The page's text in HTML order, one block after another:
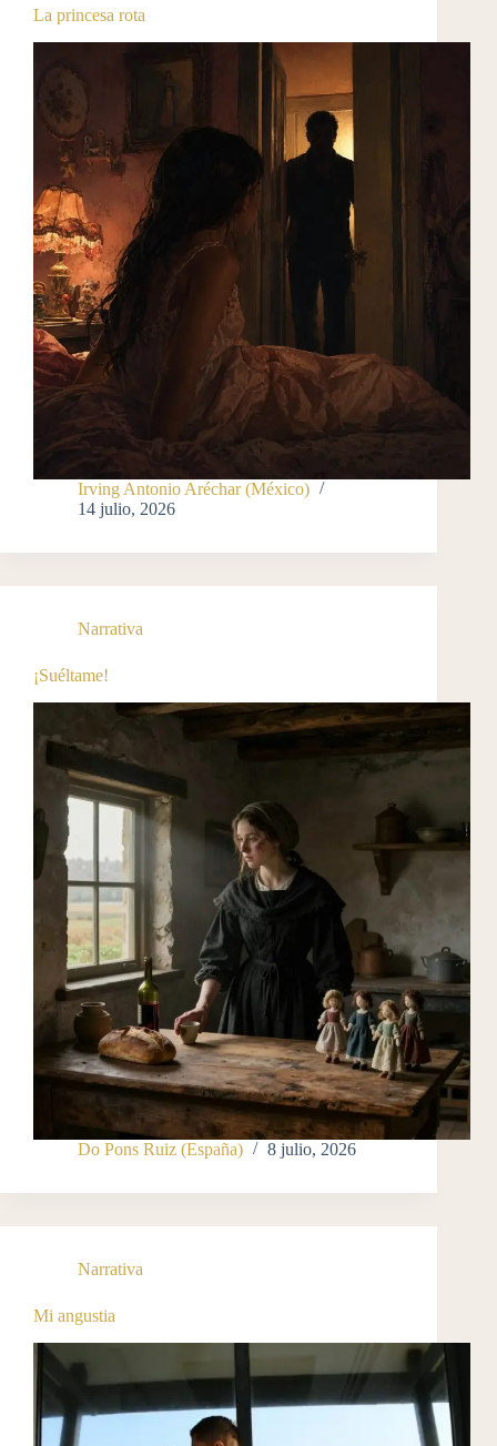
La princesa rota
Irving Antonio Aréchar (México)
14 julio, 2026
Narrativa
¡Suéltame!
Do Pons Ruiz (España) 8 julio, 2026
Narrativa
Mi angustia